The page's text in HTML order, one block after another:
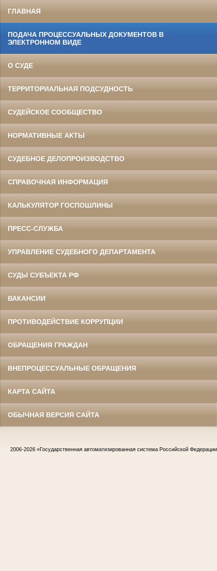
ГЛАВНАЯ
ПОДАЧА ПРОЦЕССУАЛЬНЫХ ДОКУМЕНТОВ В
ЭЛЕКТРОННОМ ВИДЕ
О СУДЕ
ТЕРРИТОРИАЛЬНАЯ ПОДСУДНОСТЬ
СУДЕЙСКОЕ СООБЩЕСТВО
НОРМАТИВНЫЕ АКТЫ
СУДЕБНОЕ ДЕЛОПРОИЗВОДСТВО
СПРАВОЧНАЯ ИНФОРМАЦИЯ
КАЛЬКУЛЯТОР ГОСПОШЛИНЫ
ПРЕСС-СЛУЖБА
УПРАВЛЕНИЕ СУДЕБНОГО ДЕПАРТАМЕНТА
СУДЫ СУБЪЕКТА РФ
ВАКАНСИИ
ПРОТИВОДЕЙСТВИЕ КОРРУПЦИИ
ОБРАЩЕНИЯ ГРАЖДАН
ВНЕПРОЦЕССУАЛЬНЫЕ ОБРАЩЕНИЯ
КАРТА САЙТА
ОБЫЧНАЯ ВЕРСИЯ САЙТА
2006-2026 «Государственная автоматизированная система Российской